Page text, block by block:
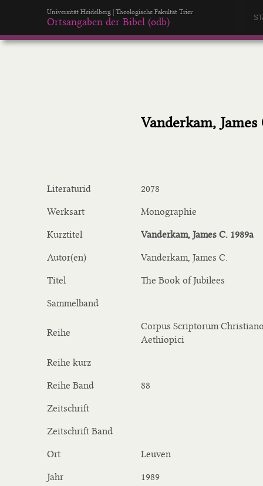
Universität Heidelberg | Theologische Fakultät Trier
Ortsangaben der Bibel (odb)
Vanderkam, James
Literaturid 2078
Werksart Monographie
Kurztitel Vanderkam, James C. 1989a
Autor(en) Vanderkam, James C.
Titel The Book of Jubilees
Sammelband
Reihe
Corpus Scriptorum
Aethiopici
Reihe kurz
Reihe Band 88
Zeitschrift
Zeitschrift Band
Ort Leuven
Jahr 1989